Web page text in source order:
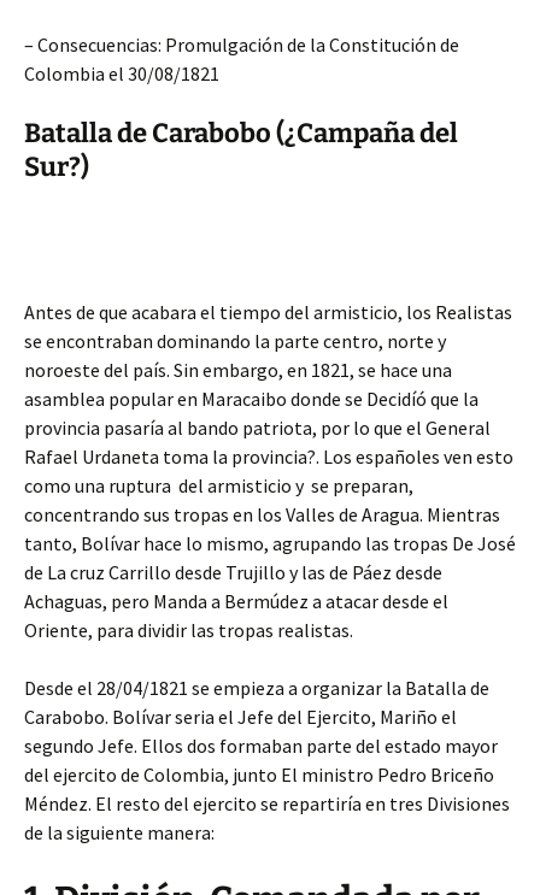
– Consecuencias: Promulgación de la Constitución de
Colombia el 30/08/1821
Batalla de Carabobo (¿Campaña del
Sur?)
Antes de que acabara el tiempo del armisticio, los Realistas
se encontraban dominando la parte centro, norte y
noroeste del país. Sin embargo, en 1821, se hace una
asamblea popular en Maracaibo donde se Decidíó que la
provincia pasaría al bando patriota, por lo que el General
Rafael Urdaneta toma la provincia?. Los españoles ven esto
como una ruptura del armisticio y se preparan,
concentrando sus tropas en los Valles de Aragua. Mientras
tanto, Bolívar hace lo mismo, agrupando las tropas De José
de La cruz Carrillo desde Trujillo y las de Páez desde
Achaguas, pero Manda a Bermúdez a atacar desde el
Oriente, para dividir las tropas realistas.
Desde el 28/04/1821 se empieza a organizar la Batalla de
Carabobo. Bolívar seria el Jefe del Ejercito, Mariño el
segundo Jefe. Ellos dos formaban parte del estado mayor
del ejercito de Colombia, junto El ministro Pedro Briceño
Méndez. El resto del ejercito se repartiría en tres Divisiones
de la siguiente manera: